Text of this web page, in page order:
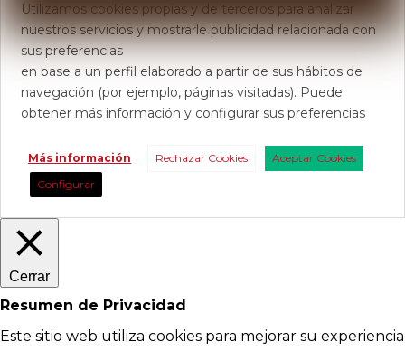
Utilizamos cookies propias y de terceros para analizar
nuestros servicios y mostrarle publicidad relacionada con
sus preferencias
en base a un perfil elaborado a partir de sus hábitos de
navegación (por ejemplo, páginas visitadas). Puede
obtener más información y configurar sus preferencias
Más información Rechazar Cookies
Aceptar Cookies
Configurar
Cerrar
Resumen de Privacidad
Este sitio web utiliza cookies para mejorar su experiencia